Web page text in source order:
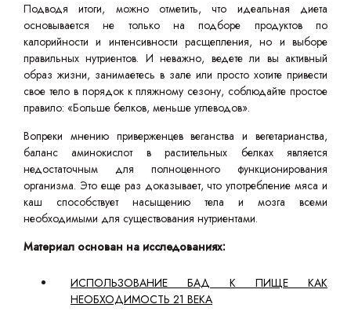
Подводя итоги, можно отметить, что идеальная диета
основывается не только на подборе продуктов по
калорийности и интенсивности расщепления, но и выборе
правильных нутриентов. И неважно, ведете ли вы активный
образ жизни, занимаетесь в зале или просто хотите привести
свое тело в порядок к пляжному сезону, соблюдайте простое
правило: «Больше белков, меньше углеводов».
Вопреки мнению приверженцев веганства и вегетарианства,
баланс аминокислот в растительных белках является
недостаточным для полноценного функционирования
организма. Это еще раз доказывает, что употребление мяса и
каш способствует насыщению тела и мозга всеми
необходимыми для существования нутриентами.
Материал основан на исследованиях:
ИСПОЛЬЗОВАНИЕ БАД К ПИЩЕ КАК
НЕОБХОДИМОСТЬ 21 ВЕКА